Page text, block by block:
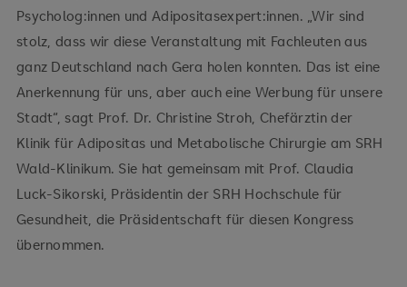
Psycholog:innen und Adipositasexpert:innen. „Wir sind
stolz, dass wir diese Veranstaltung mit Fachleuten aus
ganz Deutschland nach Gera holen konnten. Das ist eine
Anerkennung für uns, aber auch eine Werbung für unsere
Stadt“, sagt Prof. Dr. Christine Stroh, Chefärztin der
Klinik für Adipositas und Metabolische Chirurgie am SRH
Wald-Klinikum. Sie hat gemeinsam mit Prof. Claudia
Luck-Sikorski, Präsidentin der SRH Hochschule für
Gesundheit, die Präsidentschaft für diesen Kongress
übernommen.